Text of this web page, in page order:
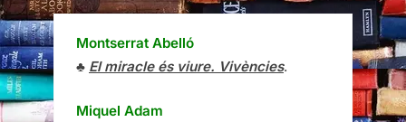
Montserrat Abelló
♣ El miracle és viure. Vivències.
Miquel Adam